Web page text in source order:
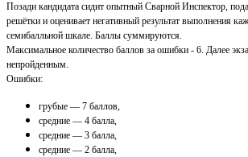
Позади кандидата сидит опытный Сварной Инспектор,
решётки и оценивает негативный результат выполнения
семибалльной шкале. Баллы суммируются.
Максимальное количество баллов за ошибки - 6. Далее
непройденным.
Ошибки:
грубые — 7 баллов,
средние — 4 балла,
средние — 3 балла,
средние — 2 балла,